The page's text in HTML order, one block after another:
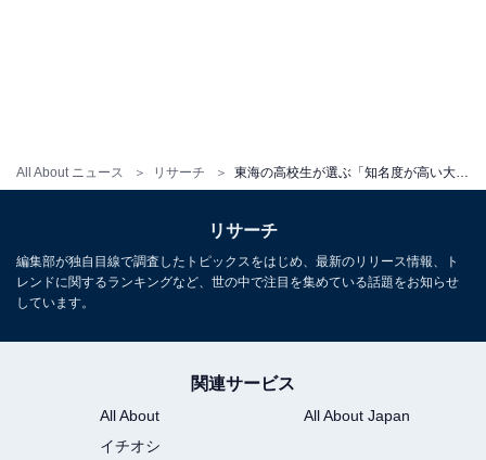
All About ニュース リサーチ 東海の高校生が選ぶ「知名度が高い大学」ランキング！ 2位「中京大学」、初の1位は？
リサーチ
編集部が独自目線で調査したトピックスをはじめ、最新のリリース情報、ト
レンドに関するランキングなど、世の中で注目を集めている話題をお知らせ
しています。
関連サービス
All About
All About Japan
イチオシ